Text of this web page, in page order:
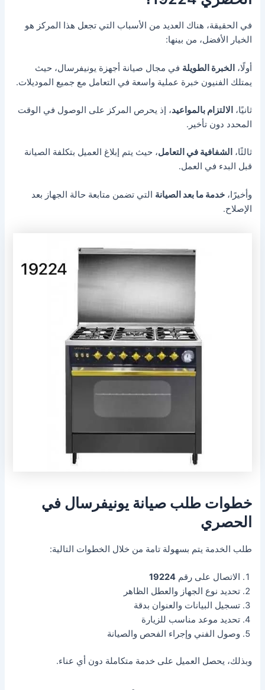
في الحقيقة، هناك العديد من الأسباب التي تجعل هذا المركز هو
الخيار الأفضل، من بينها:
أولًا، الخبرة الطويلة في مجال صيانة أجهزة يونيفرسال، حيث
يمتلك الفنيون خبرة عملية واسعة في التعامل مع جميع الموديلات.
ثانيًا، الالتزام بالمواعيد، إذ يحرص المركز على الوصول في الوقت
المحدد دون تأخير.
ثالثًا، الشفافية في التعامل، حيث يتم إبلاغ العميل بتكلفة الصيانة
قبل البدء في العمل.
وأخيرًا،خدمة ما بعد الصيانة التي تضمن متابعة حالة الجهاز بعد
الإصلاح.
خطوات طلب صيانة يونيفرسال في
الحصري
طلب الخدمة يتم بسهولة تامة من خلال الخطوات التالية:
الاتصال على رقم19224
تحديد نوع الجهاز والعطل الظاهر
تسجيل البيانات والعنوان بدقة
تحديد موعد مناسب للزيارة
وصول الفني وإجراء الفحص والصيانة
وبذلك، يحصل العميل على خدمة متكاملة دون أي عناء.